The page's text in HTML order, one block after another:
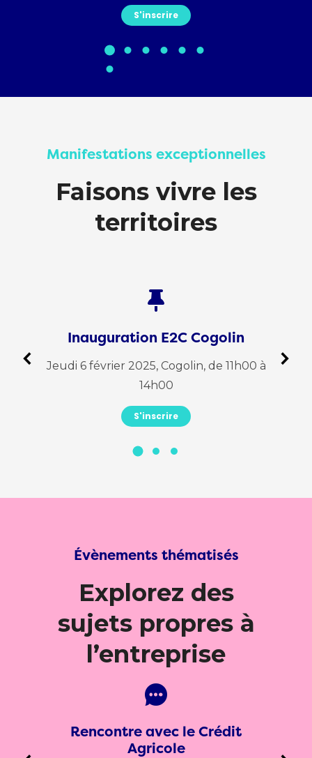
S'inscrire
Manifestations exceptionnelles
Faisons vivre les
territoires
Inauguration E2C Cogolin
Jeudi 6 février 2025, Cogolin, de 11h00 à
14h00
S'inscrire
Évènements thématisés
Explorez des
sujets propres à
l’entreprise
Rencontre avec le Crédit
Agricole